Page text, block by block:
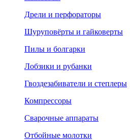
Дрели и перфораторы
Шуруповёрты и гайковерты
Пилы и болгарки
Лобзики и рубанки
Гвоздезабиватели и степлеры
Компрессоры
Сварочные аппараты
Отбойные молотки